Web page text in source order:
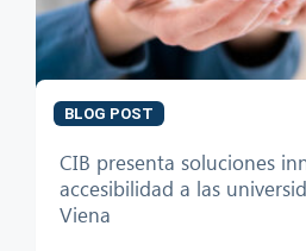
BLOG POST
CIB presenta soluciones
accesibilidad a las
Viena
¡Hola! ¿Qué puedo hacer por ti?